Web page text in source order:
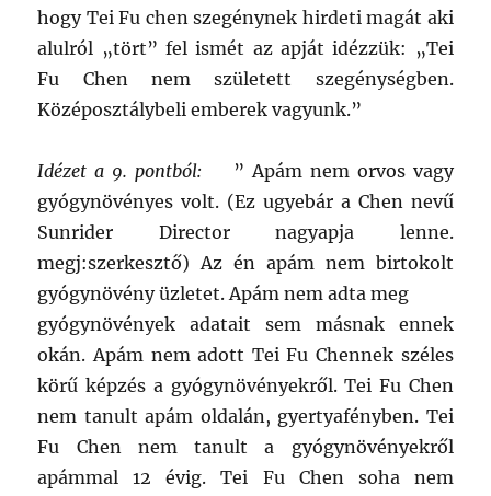
hogy Tei Fu chen szegénynek hirdeti magát aki
alulról „tört” fel ismét az apját idézzük: „Tei
Fu Chen nem született szegénységben.
Középosztálybeli emberek vagyunk.”
Idézet a 9. pontból:
” Apám nem orvos vagy
gyógynövényes volt. (Ez ugyebár a Chen nevű
Sunrider Director nagyapja lenne.
megj:szerkesztő) Az én apám nem birtokolt
gyógynövény üzletet. Apám nem adta meg
gyógynövények adatait sem másnak ennek
okán. Apám nem adott Tei Fu Chennek széles
körű képzés a gyógynövényekről. Tei Fu Chen
nem tanult apám oldalán, gyertyafényben. Tei
Fu Chen nem tanult a gyógynövényekről
apámmal 12 évig. Tei Fu Chen soha nem